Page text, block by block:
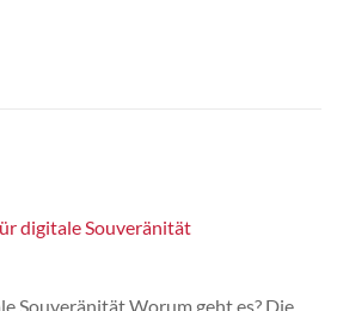
digitale Souveränität
Souveränität Worum geht es? Die